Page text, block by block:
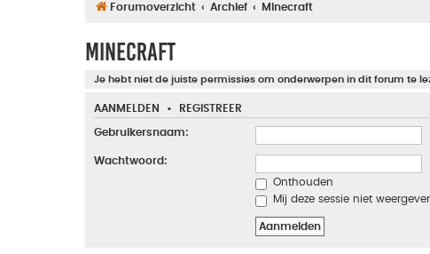
Forumoverzicht Archief Minecraft
Minecraft
Je hebt niet de juiste permissies om onderwerpen in dit forum te
AANMELDEN • REGISTREER
Gebruikersnaam:
Wachtwoord:
Onthouden
Mij deze sessie niet